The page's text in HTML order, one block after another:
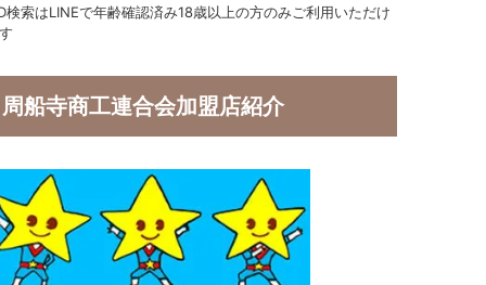
検索はLINEで年齢確認済み18歳以上の方のみご利用いただけ
周船寺商工連合会加盟店紹介